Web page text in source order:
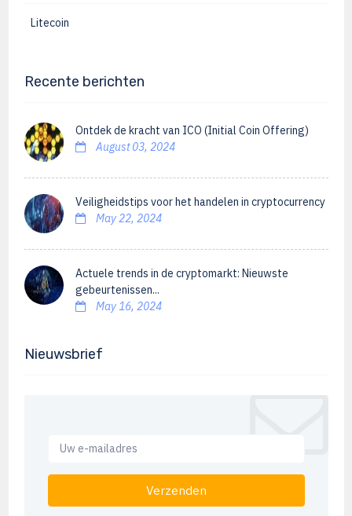
Litecoin
Recente berichten
Ontdek de kracht van ICO (Initial Coin Offering)
August 03, 2024
Veiligheidstips voor het handelen in cryptocurrency
May 22, 2024
Actuele trends in de cryptomarkt: Nieuwste
gebeurtenissen...
May 16, 2024
Nieuwsbrief
Verzenden